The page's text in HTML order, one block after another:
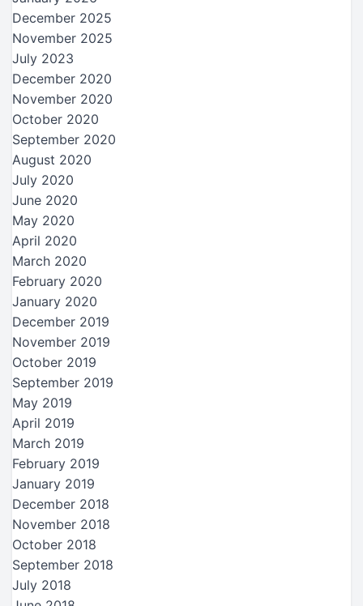
December 2025
November 2025
July 2023
December 2020
November 2020
October 2020
September 2020
August 2020
July 2020
June 2020
May 2020
April 2020
March 2020
February 2020
January 2020
December 2019
November 2019
October 2019
September 2019
May 2019
April 2019
March 2019
February 2019
January 2019
December 2018
November 2018
October 2018
September 2018
July 2018